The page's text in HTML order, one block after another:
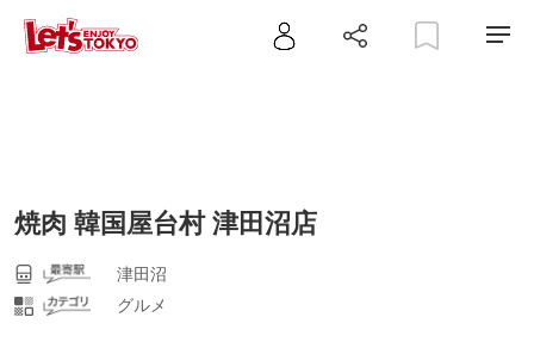
焼肉 韓国屋台村 津田沼店
津田沼
グルメ